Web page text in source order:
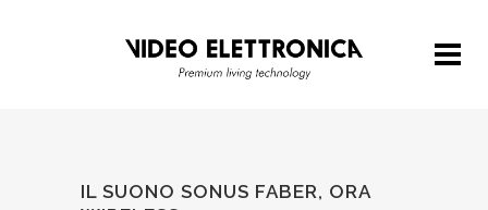
IL SUONO SONUS FABER, ORA